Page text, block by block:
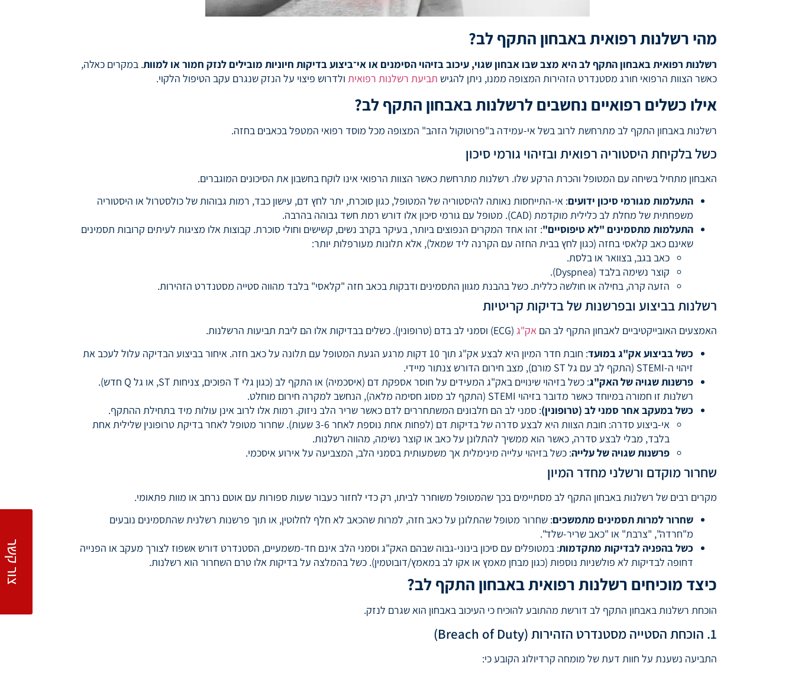
מהי רשלנות רפואית באבחון התקף לב?
רשלנות רפואית באבחון התקף לב היא מצב שבו אבחון שגוי, עיכוב בזיהוי הסימנים או אי־ביצוע בדיקות חיוניות מובילים לנזק חמור או למוות. במקרים כאלה,
כאשר הצוות הרפואי חורג מסטנדרט הזהירות המצופה ממנו, ניתן להגיש תביעת רשלנות רפואית ולדרוש פיצוי על הנזק שנגרם עקב הטיפול הלקוי.
אילו כשלים רפואיים נחשבים לרשלנות באבחון התקף לב?
רשלנות באבחון התקף לב מתרחשת לרוב בשל אי-עמידה ב"פרוטוקול הזהב" המצופה מכל מוסד רפואי המטפל בכאבים בחזה.
כשל בלקיחת היסטוריה רפואית ובזיהוי גורמי סיכון
האבחון מתחיל בשיחה עם המטופל והכרת הרקע שלו. רשלנות מתרחשת כאשר הצוות הרפואי אינו לוקח בחשבון את הסיכונים המוגברים.
התעלמות מגורמי סיכון ידועים: אי-התייחסות נאותה להיסטוריה של המטופל, כגון סוכרת, יתר לחץ דם, עישון כבד, רמות גבוהות של כולסטרול או היסטוריה
משפחתית של מחלת לב כלילית מוקדמת (CAD). מטופל עם גורמי סיכון אלו דורש רמת חשד גבוהה בהרבה.
התעלמות מתסמינים "לא טיפוסיים": זהו אחד המקרים הנפוצים ביותר, בעיקר בקרב נשים, קשישים וחולי סוכרת. קבוצות אלו מציגות לעיתים קרובות תסמינים
שאינם כאב קלאסי בחזה (כגון לחץ בבית החזה עם הקרנה ליד שמאל), אלא תלונות מעורפלות יותר:
כאב בגב, בצוואר או בלסת.
קוצר נשימה בלבד (Dyspnea).
הזעה קרה, בחילה או חולשה כללית. כשל בהבנת מגוון התסמינים ודבקות בכאב חזה "קלאסי" בלבד מהווה סטייה מסטנדרט הזהירות.
רשלנות בביצוע ובפרשנות של בדיקות קריטיות
האמצעים האובייקטיביים לאבחון התקף לב הם אק"ג (ECG) וסמני לב בדם (טרופונין). כשלים בבדיקות אלו הם ליבת תביעות הרשלנות.
כשל בביצוע אק"ג במועד
: חובת חדר המיון היא לבצע אק"ג תוך 10 דקות מרגע הגעת המטופל עם תלונה על כאב חזה. איחור בביצוע הבדיקה עלול לעכב את
זיהוי ה-STEMI (התקף לב עם גל ST מורם), מצב חירום הדורש צנתור מיידי.
פרשנות שגויה של האק"ג
: כשל בזיהוי שינויים באק"ג המעידים על חוסר אספקת דם (איסכמיה) או התקף לב (כגון גלי T הפוכים, צניחות ST, או גל Q חדש).
רשלנות זו חמורה במיוחד כאשר מדובר בזיהוי STEMI (התקף לב מסוג חסימה מלאה), הנחשב למקרה חירום מוחלט.
כשל במעקב אחר סמני לב (טרופונין): סמני לב הם חלבונים המשתחררים לדם כאשר שריר הלב ניזוק. רמות אלו לרוב אינן עולות מיד בתחילת ההתקף.
אי-ביצוע סדרה: חובת הצוות היא לבצע סדרה של בדיקות דם (לפחות אחת נוספת לאחר 3-6 שעות). שחרור מטופל לאחר בדיקת טרופונין שלילית אחת
בלבד, מבלי לבצע סדרה, כאשר הוא ממשיך להתלונן על כאב או קוצר נשימה, מהווה רשלנות.
פרשנות שגויה של עלייה: כשל בזיהוי עלייה מינימלית אך משמעותית בסמני הלב, המצביעה על אירוע איסכמי.
שחרור מוקדם ורשלני מחדר המיון
מקרים רבים של רשלנות באבחון התקף לב מסתיימים בכך שהמטופל משוחרר לביתו, רק כדי לחזור כעבור שעות ספורות עם אוטם נרחב או מוות פתאומי.
שחרור למרות תסמינים מתמשכים: שחרור מטופל שהתלונן על כאב חזה, למרות שהכאב לא חלף לחלוטין, או תוך פרשנות רשלנית שהתסמינים נובעים
מ"חרדה", "צרבת" או "כאב שריר-שלד".
כשל בהפניה לבדיקות מתקדמות: במטופלים עם סיכון בינוני-גבוה שבהם האק"ג וסמני הלב אינם חד-משמעיים, הסטנדרט דורש אשפוז לצורך מעקב או הפנייה
דחופה לבדיקות לא פולשניות נוספות (כגון מבחן מאמץ או אקו לב במאמץ/דובוטמין). כשל בהמלצה על בדיקות אלו טרם השחרור הוא רשלנות.
כיצד מוכיחים רשלנות רפואית באבחון התקף לב?
הוכחת רשלנות באבחון התקף לב דורשת מהתובע להוכיח כי העיכוב באבחון הוא שגרם לנזק.
1. הוכחת הסטייה מסטנדרט הזהירות (Breach of Duty)
התביעה נשענת על חוות דעת של מומחה קרדיולוג הקובע כי:
צור קשר